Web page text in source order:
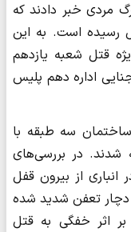
مردی خبر دادند که
رسیده است. به این
قتل شعبه یازدهم
اداره دهم پلیس
سه طبقه با
شدند. در بررسی‌های
از بیرون قفل
دچار تعفن شدید شده
بر اثر خفگی به قتل